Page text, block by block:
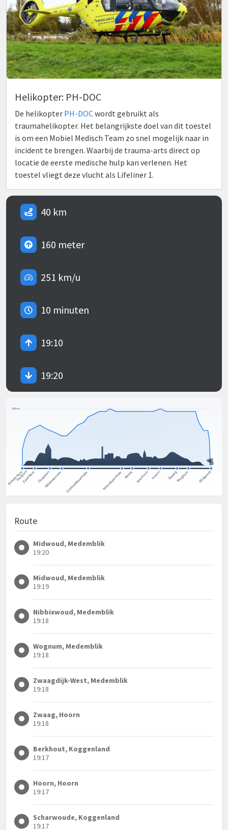
Helikopter: PH-DOC
De helikopter PH-DOCwordt gebruikt als
traumahelikopter. Het belangrijkste doel van dit toestel
is om een Mobiel Medisch Team zo snel mogelijk naar in
incident te brengen. Waarbij de trauma-arts direct op
locatie de eerste medische hulp kan verlenen. Het
toestel vliegt deze vlucht als Lifeliner 1.
40 km
160 meter
251 km/u
10 minuten
19:10
19:20
Route
Midwoud, Medemblik
19:20
Midwoud, Medemblik
19:19
Nibbixwoud, Medemblik
19:18
Wognum, Medemblik
19:18
Zwaagdijk-West, Medemblik
19:18
Zwaag, Hoorn
19:18
Berkhout, Koggenland
19:17
Hoorn, Hoorn
19:17
Scharwoude, Koggenland
19:17